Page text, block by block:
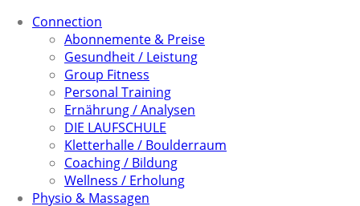
Connection
Abonnemente & Preise
Gesundheit / Leistung
Group Fitness
Personal Training
Ernährung / Analysen
DIE LAUFSCHULE
Kletterhalle / Boulderraum
Coaching / Bildung
Wellness / Erholung
Physio & Massagen